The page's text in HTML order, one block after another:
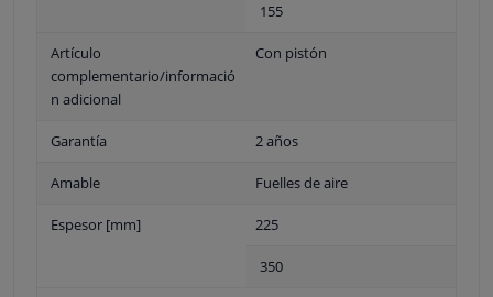
155
Artículo
complementario/informació
n adicional
Con pistón
Garantía 2 años
Amable Fuelles de aire
Espesor [mm] 225
350